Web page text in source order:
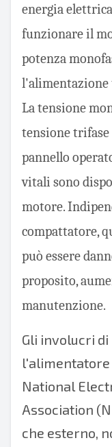
energia
funzionare il
potenza
La tensione
tensione trifase
pannello
vitali sono
motore.
compattatore,
può essere
proposito,
manutenzione.
Gli involucri
l'alimentatore
National
Association
che esterno,